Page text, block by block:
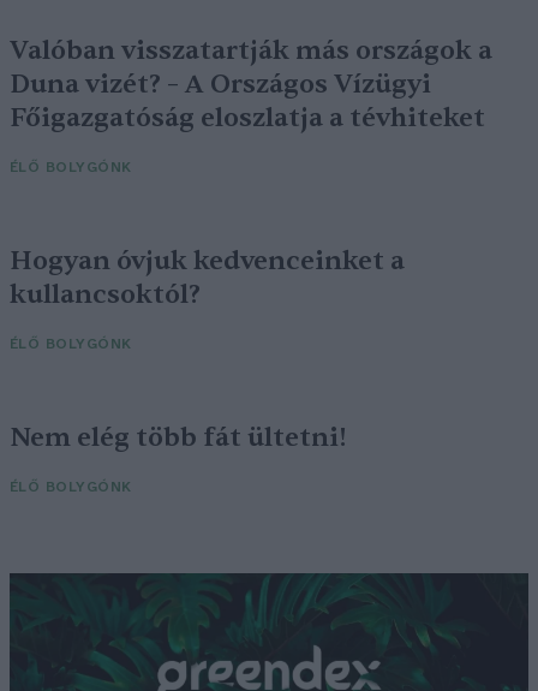
Valóban visszatartják más országok a
Duna vizét? – A Országos Vízügyi
Főigazgatóság eloszlatja a tévhiteket
ÉLŐ BOLYGÓNK
Hogyan óvjuk kedvenceinket a
kullancsoktól?
ÉLŐ BOLYGÓNK
Nem elég több fát ültetni!
ÉLŐ BOLYGÓNK